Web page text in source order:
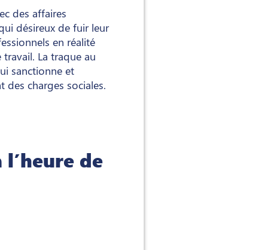
des affaires
désireux de fuir leur
en réalité
La traque au
sanctionne et
charges sociales.
de